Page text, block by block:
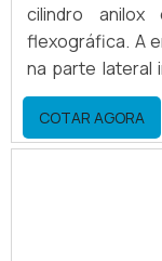
cilindro
flexográfica. A
na parte lateral
lateral
quando a
COTAR AGORA